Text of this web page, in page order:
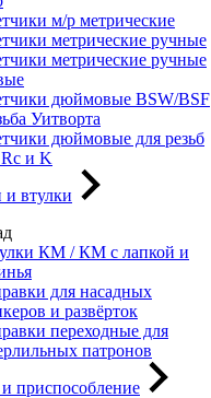
м/р метрические
метрические ручные
метрические ручные
дюймовые BSW/BSF
Уитворта
дюймовые для резьб
и K
втулки
КМ / КМ с лапкой и
для насадных
и развёрток
переходные для
патронов
приспособление